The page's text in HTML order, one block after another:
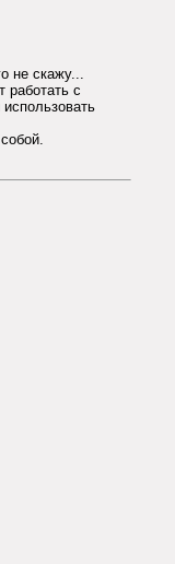
не скажу...
работать с